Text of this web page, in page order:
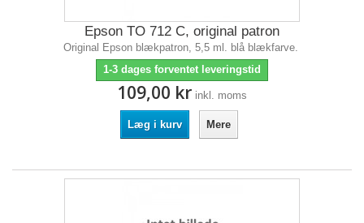
Epson TO 712 C, original patron
Original Epson blækpatron, 5,5 ml. blå blækfarve.
1-3 dages forventet leveringstid
109,00 kr inkl. moms
Læg i kurv Mere